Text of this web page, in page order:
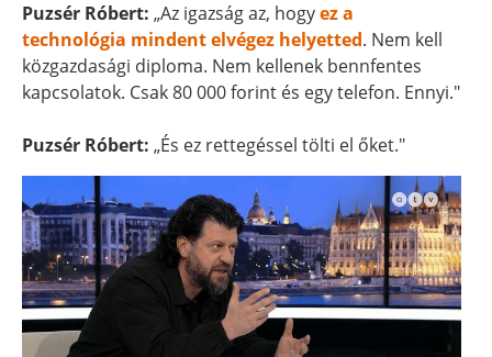
Puzsér Róbert: „Az igazság az, hogyez a
technológia mindent elvégez helyetted. Nem kell
közgazdasági diploma. Nem kellenek bennfentes
kapcsolatok. Csak 80 000 forint és egy telefon. Ennyi."
Puzsér Róbert: „És ez rettegéssel tölti el őket."